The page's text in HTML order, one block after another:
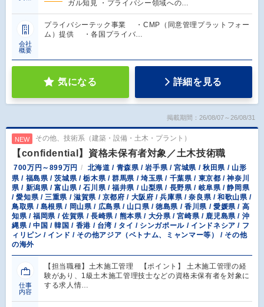
ガル知見 ・プライバシー領域への…
会社
概要
プライバシーテック事業 ・CMP（同意管理プラットフォー
ム）提供 ・各国プライバ…
気になる 詳細を見る
掲載期間：26/08/07～26/08/31
NEW その他、技術系（建築・設備・土木・プラント）
【confidential】資格未保有者対象／土木技術職
700万円～899万円
北海道 / 青森県 / 岩手県 / 宮城県 / 秋田県 / 山形
県 / 福島県 / 茨城県 / 栃木県 / 群馬県 / 埼玉県 / 千葉県 / 東京都 / 神奈川
県 / 新潟県 / 富山県 / 石川県 / 福井県 / 山梨県 / 長野県 / 岐阜県 / 静岡県
/ 愛知県 / 三重県 / 滋賀県 / 京都府 / 大阪府 / 兵庫県 / 奈良県 / 和歌山県 /
鳥取県 / 島根県 / 岡山県 / 広島県 / 山口県 / 徳島県 / 香川県 / 愛媛県 / 高
知県 / 福岡県 / 佐賀県 / 長崎県 / 熊本県 / 大分県 / 宮崎県 / 鹿児島県 / 沖
縄県 / 中国 / 韓国 / 香港 / 台湾 / タイ / シンガポール / インドネシア / フ
ィリピン / インド / その他アジア（ベトナム、ミャンマー等） / その他
の海外
仕事
内容
【担当職種】土木施工管理 【ポイント】 土木施工管理の経
験があり、1級土木施工管理技士などの資格未保有者を対象に
する求人情…